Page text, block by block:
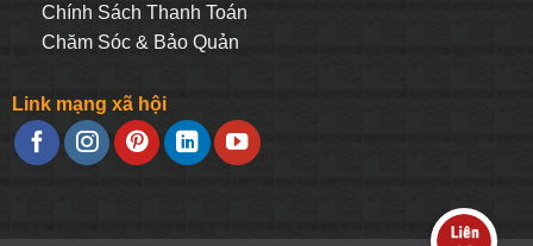
Chính Sách Thanh Toán
Chăm Sóc & Bảo Quản
Link mạng xã hội